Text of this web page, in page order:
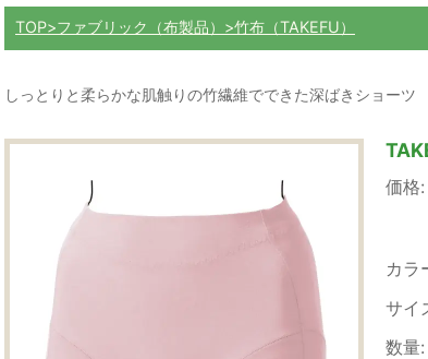
TOP ファブリック（布製品） 竹布（TAKEFU）
しっとりと柔らかな肌触りの竹繊維でできた深ばきショーツ
価格:
カラ
サイ
数量: